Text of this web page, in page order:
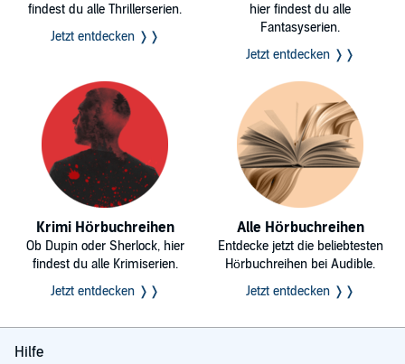
findest du alle Thrillerserien.
Jetzt entdecken ❭❭
hier findest du alle
Fantasyserien.
Jetzt entdecken ❭❭
Krimi Hörbuchreihen
Ob Dupin oder Sherlock, hier
findest du alle Krimiserien.
Jetzt entdecken ❭❭
Alle Hörbuchreihen
Entdecke jetzt die beliebtesten
Hörbuchreihen bei Audible.
Jetzt entdecken ❭❭
Hilfe